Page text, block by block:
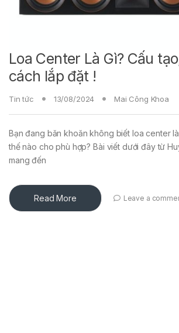
Loa Center Là Gì? Cấu
cách lắp đặt !
Tin tức 13/08/2024 Mai Công Khoa
Bạn đang băn khoăn không biết loa center
thế nào cho phù hợp? Bài viết dưới đây từ
mang đến
Read More Leave a